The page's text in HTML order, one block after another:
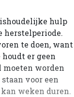
hulp
herstelperiode.
te doen, want
er geen
moeten worden
voor een
weken duren.